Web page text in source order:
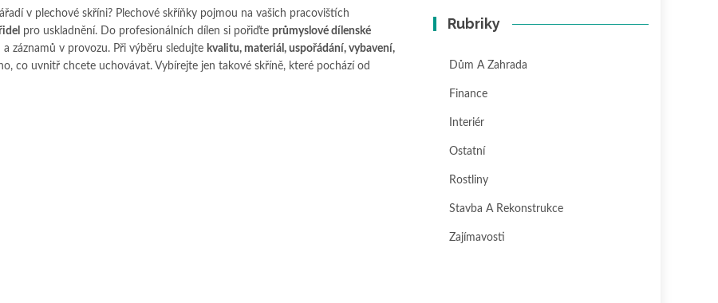
v plechové skříni? Plechové skříňky pojmou na vašich pracovištích
pro uskladnění. Do profesionálních dílen si pořiďte průmyslové dílenské
a záznamů v provozu. Při výběru sledujte kvalitu, materiál, uspořádání, vybavení,
co uvnitř chcete uchovávat. Vybírejte jen takové skříně, které pochází od
Rubriky
Dům A Zahrada
Finance
Interiér
Ostatní
Rostliny
Stavba A Rekonstrukce
Zajímavosti